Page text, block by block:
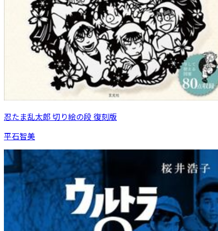
忍たま乱太郎 切り絵の段 復刻版
平石智美